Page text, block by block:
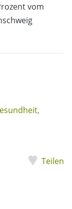
vom
,
Teilen